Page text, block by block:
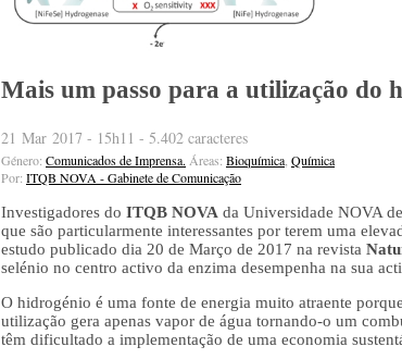
Mais um passo para a utilização do
21 Mar 2017 - 15h11 - 5.402 caracteres
Género: Comunicados de Imprensa. Áreas: Bioquímica, Química
Por: ITQB NOVA - Gabinete de Comunicação
Investigadores do ITQB NOVA da Universidade NOVA
que são particularmente interessantes por terem uma
estudo publicado dia 20 de Março de 2017 na revista
selénio no centro activo da enzima desempenha na sua
O hidrogénio é uma fonte de energia muito atraente
utilização gera apenas vapor de água tornando-o um
têm dificultado a implementação de uma economia